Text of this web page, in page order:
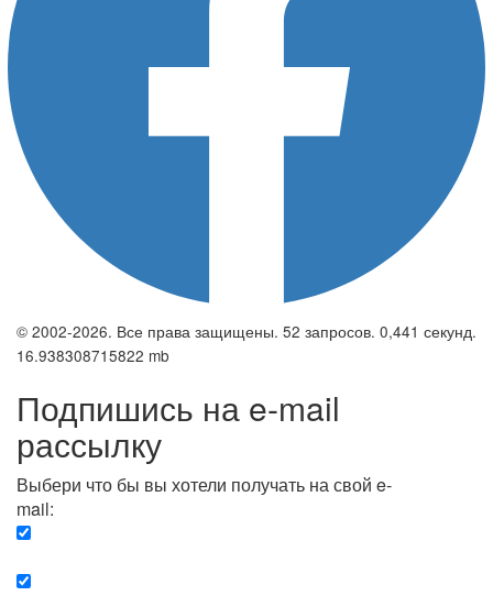
© 2002-2026. Все права защищены. 52 запросов. 0,441 секунд.
16.938308715822 mb
Подпишись на e-mail
рассылку
Выбери что бы вы хотели получать на свой e-
mail: